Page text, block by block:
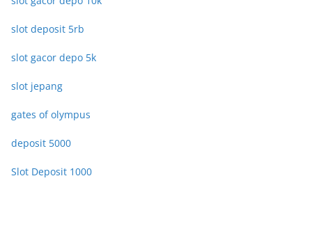
slot deposit 5rb
slot gacor depo 5k
slot jepang
gates of olympus
deposit 5000
Slot Deposit 1000